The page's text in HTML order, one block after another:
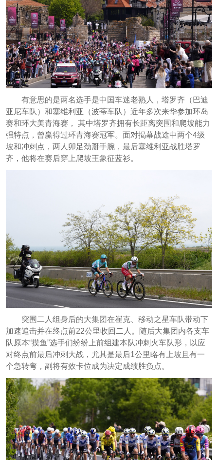
有意思的是两名选手是中国车迷老熟人，塔罗齐（巴迪
亚尼车队）和塞维利亚（波蒂车队）近年多次来华参加环岛
赛和环大美青海赛， 其中塔罗齐拥有长距离突围和爬坡能力
强特点，曾赢得过环青海赛冠军。面对揭幕战途中两个4级
坡和冲刺点，两人卯足劲掰手腕，最后塞维利亚战胜塔罗
齐，他将在赛后穿上爬坡王象征蓝衫。
突围二人组身后的大集团在崔克、移动之星车队带动下
加速追击并在终点前22公里收回二人。随后大集团内各支车
队原本“摸鱼”选手们纷纷上前组建本队冲刺火车队形，以应
对终点前最后冲刺大战，尤其是最后1公里略有上坡且有一
个急转弯，副将有效卡位成为决定成绩胜负点。